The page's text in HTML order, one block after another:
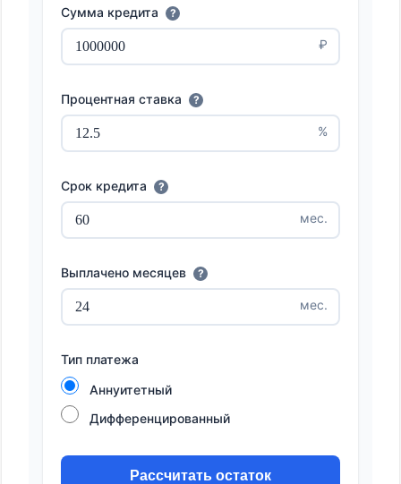
Сумма кредита ?
₽
Процентная ставка ?
%
Срок кредита ?
мес.
Выплачено месяцев ?
мес.
Тип платежа
Аннуитетный
Дифференцированный
Рассчитать остаток